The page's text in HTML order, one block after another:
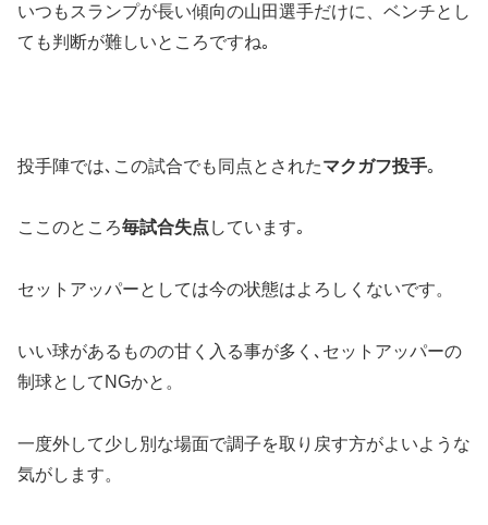
いつもスランプが長い傾向の山田選手だけに、ベンチとし
ても判断が難しいところですね｡
投手陣では､この試合でも同点とされたマクガフ投手｡
ここのところ毎試合失点 しています｡
セットアッパーとしては今の状態はよろしくないです。
いい球があるものの甘く入る事が多く､セットアッパーの
制球としてNGかと。
一度外して少し別な場面で調子を取り戻す方がよいような
気がします。